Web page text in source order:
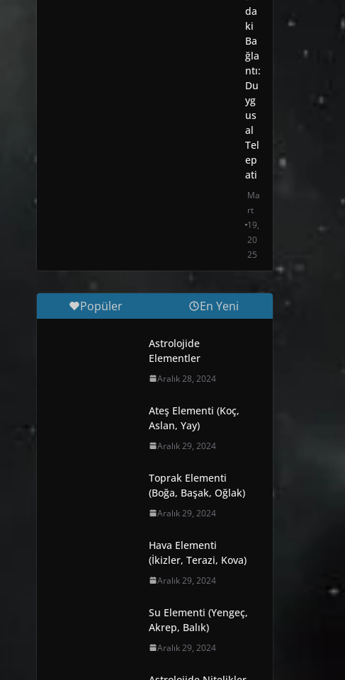
da
ki
Ba
ğla
ntı:
Du
yg
us
al
Tel
ep
ati
Ma
rt
19,
20
25
Popüler En Yeni
Astrolojide
Elementler
Aralık 28, 2024
Ateş Elementi (Koç,
Aslan, Yay)
Aralık 29, 2024
Toprak Elementi
(Boğa, Başak, Oğlak)
Aralık 29, 2024
Hava Elementi
(İkizler, Terazi, Kova)
Aralık 29, 2024
Su Elementi (Yengeç,
Akrep, Balık)
Aralık 29, 2024